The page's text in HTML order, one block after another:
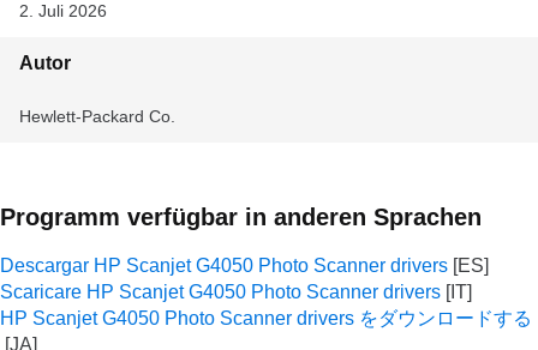
2. Juli 2026
Autor
Hewlett-Packard Co.
Programm verfügbar in anderen Sprachen
Descargar HP Scanjet G4050 Photo Scanner drivers
Scaricare HP Scanjet G4050 Photo Scanner drivers
HP Scanjet G4050 Photo Scanner drivers をダウンロードする